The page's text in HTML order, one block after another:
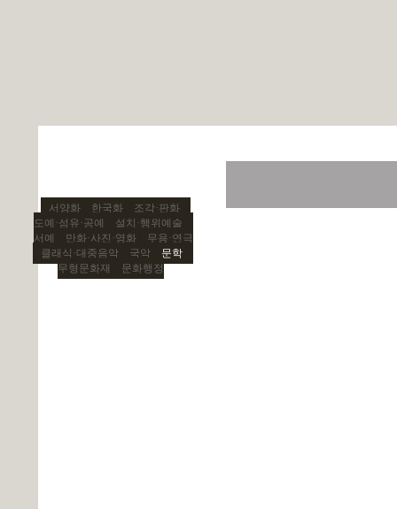
서양화 한국화
조각·판화
도예·섬유·공예
설치·행위예술
서예
만화·사진·영화
무용·연극
클래식·대중음악
국악
문학
무형문화재
문화행정